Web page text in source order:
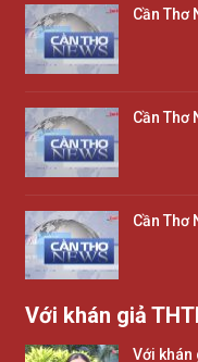
Cần Thơ
Cần Thơ
Cần Thơ
Với khán giả
Với khán